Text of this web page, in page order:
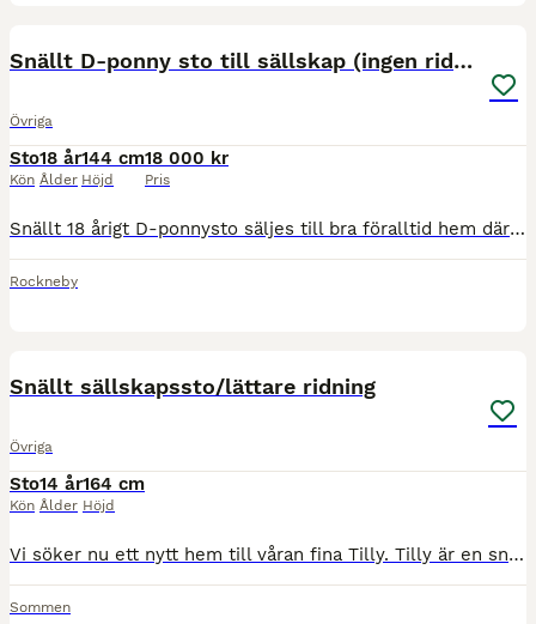
Snällt D-ponny sto till sällskap (ingen ridning)
Övriga
Sto
Kön
18 år
Ålder
144 cm
Höjd
18 000 kr
Pris
Snällt 18 årigt D-ponnysto säljes till bra föralltid hem där hon kan få spendera sina sista år. Sheza är ett 18 årigt sto. Snäll att leda, vaccinera. Är en del tricktränad och kan bland annat lägg
Rockneby
Snällt sällskapssto/lättare ridning
Övriga
Sto
Kön
14 år
Ålder
164 cm
Höjd
Vi söker nu ett nytt hem till våran fina Tilly. Tilly är en snällt sto på ca 164cm, ca 18-19år. Hon är en bra sällskapshäst (går att rida ut på i skritt och trav men inte så rolig att rida ut på då ho
Sommen